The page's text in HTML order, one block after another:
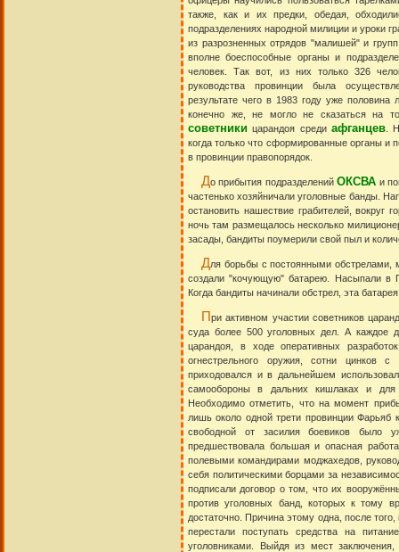
также, как и их предки, обедая,
подразделениях народной милиции и уроки
из разрозненных отрядов "малишей" и
вполне боеспособные органы и
человек. Так вот, из них только 326
руководства провинции была
результате чего в 1983 году уже половина
конечно же, не могло не сказаться на
советники царандоя среди афганцев.
когда только что сформированные органы и
в провинции правопорядок.
До прибытия подразделенийОКСВА и
частенько хозяйничали уголовные банды.
остановить нашествие грабителей,
ночь там размещалось несколько
засады, бандиты поумерили свой пыл и
Для борьбы с постоянными
создали "кочующую" батарею. Насыпали в
Когда бандиты начинали обстрел, эта
При активном участии советников
суда более 500 уголовных дел. А каждое
царандоя, в ходе оперативных
огнестрельного оружия, сотни цинков
приходовался и в дальнейшем
самообороны в дальних кишлаках и для
Необходимо отметить, что на момент
лишь около одной трети провинции Фарьяб
свободной от засилия боевиков было
предшествовала большая и опасная
полевыми командирами моджахедов,
себя политическими борцами за
подписали договор о том, что их
против уголовных банд, которых к тому
достаточно. Причина этому одна, после
перестали поступать средства на
уголовниками. Выйдя из мест